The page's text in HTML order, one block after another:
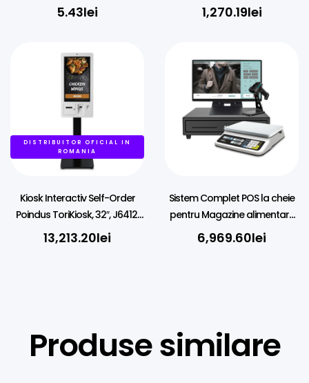
POS
5.43lei
Plati Universal + Imprimanta
1,270.19lei
DISTRIBUITOR OFICIAL IN
ROMANIA
Kiosk Interactiv Self-Order
Poindus ToriKiosk, 32″, J6412,
8GB RAM, SSD, Imprimantă &
Scanner 2D, Podea
13,213.20lei
Sistem Complet POS la cheie
pentru Magazine alimentare
cu cantar, e-factura, SGR –
Punct Vanzare
6,969.60lei
Produse similare